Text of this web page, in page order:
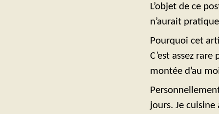
L’objet de ce
n’aurait
Pourquoi cet
C’est assez
montée d’au
jours. Je